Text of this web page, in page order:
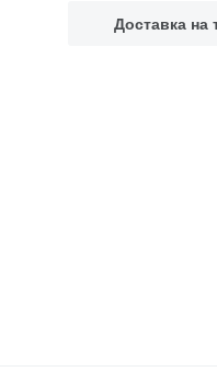
Доставка на